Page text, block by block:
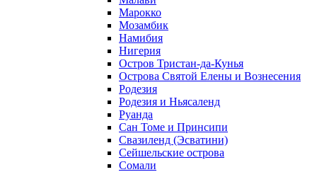
Марокко
Мозамбик
Намибия
Нигерия
Остров Тристан-да-Кунья
Острова Святой Елены и Вознесения
Родезия
Родезия и Ньясаленд
Руанда
Сан Томе и Принсипи
Свазиленд (Эсватини)
Сейшельские острова
Сомали